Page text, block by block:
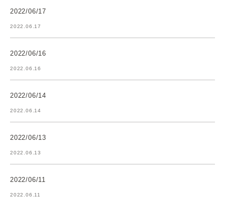
2022/06/17
2022.06.17
2022/06/16
2022.06.16
2022/06/14
2022.06.14
2022/06/13
2022.06.13
2022/06/11
2022.06.11